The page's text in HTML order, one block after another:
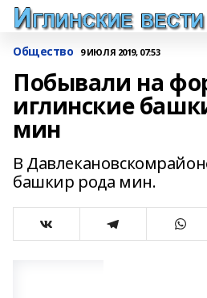
Общество 9 ИЮЛЯ 2019, 07:53
Побывали на
иглинские
мин
В
башкир рода мин.